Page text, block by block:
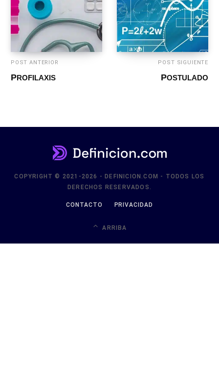
POST ANTERIOR
PROFILAXIS
POST SIGUIENTE
POSTULADO
COPYRIGHT © 2021-2026 - DEFINICION.COM - TODOS LOS
DERECHOS RESERVADOS.
CONTACTO PRIVACIDAD
ARRIBA